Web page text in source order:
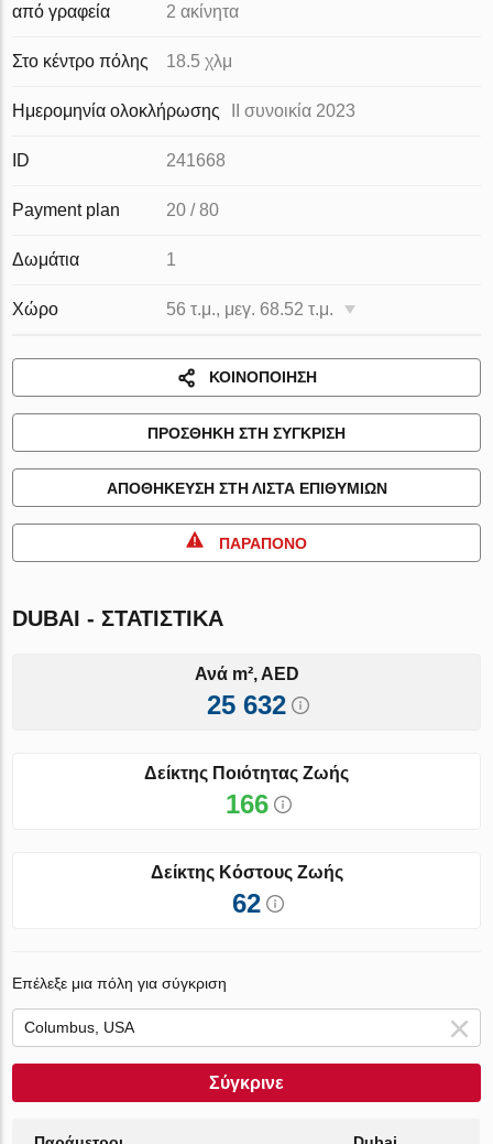
από γραφεία 2 ακίνητα
Στο κέντρο πόλης 18.5 χλμ
Ημερομηνία ολοκλήρωσης II συνοικία 2023
ID 241668
Payment plan 20 / 80
Δωμάτια 1
Χώρο 56 τ.μ., μεγ. 68.52 τ.μ.
ΚΟΙΝΟΠΟΊΗΣΗ
ΠΡΟΣΘΉΚΗ ΣΤΗ ΣΎΓΚΡΙΣΗ
ΑΠΟΘΉΚΕΥΣΗ ΣΤΗ ΛΊΣΤΑ ΕΠΙΘΥΜΙΏΝ
ΠΑΡΆΠΟΝΟ
DUBAI - ΣΤΑΤΙΣΤΙΚΆ
Ανά m², AED
25 632
Δείκτης Ποιότητας Ζωής
166
Δείκτης Κόστους Ζωής
62
Επέλεξε μια πόλη για σύγκριση
Σύγκρινε